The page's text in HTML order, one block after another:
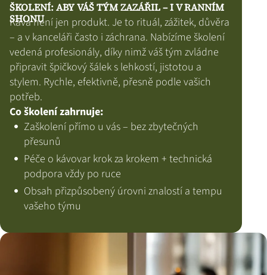
ŠKOLENÍ: ABY VÁŠ TÝM ZAZÁŘIL – I V RANNÍM
SHONU
Káva není jen produkt. Je to rituál, zážitek, důvěra
– a v kanceláři často i záchrana. Nabízíme školení
vedená profesionály, díky nimž váš tým zvládne
připravit špičkový šálek s lehkostí, jistotou a
stylem. Rychle, efektivně, přesně podle vašich
potřeb.
Co školení zahrnuje:
Zaškolení přímo u vás – bez zbytečných
přesunů
Péče o kávovar krok za krokem + technická
podpora vždy po ruce
Obsah přizpůsobený úrovni znalostí a tempu
vašeho týmu